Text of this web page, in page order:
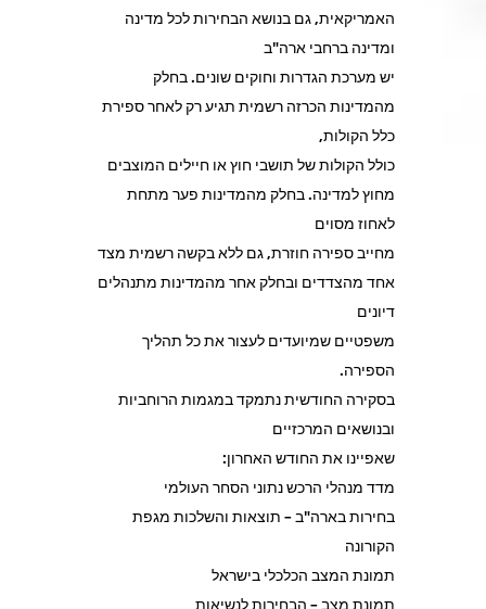
האמריקאית, גם בנושא הבחירות לכל מדינה
ומדינה ברחבי ארה"ב
יש מערכת הגדרות וחוקים שונים. בחלק
מהמדינות הכרזה רשמית תגיע רק לאחר ספירת
כלל הקולות,
כולל הקולות של תושבי חוץ או חיילים המוצבים
מחוץ למדינה. בחלק מהמדינות פער מתחת
לאחוז מסוים
מחייב ספירה חוזרת, גם ללא בקשה רשמית מצד
אחד מהצדדים ובחלק אחר מהמדינות מתנהלים
דיונים
משפטיים שמיועדים לעצור את כל תהליך
הספירה.
בסקירה החודשית נתמקד במגמות הרוחביות
ובנושאים המרכזיים
שאפיינו את החודש האחרון:
מדד מנהלי הרכש נתוני הסחר העולמי
בחירות בארה"ב – תוצאות והשלכות מגפת
הקורונה
תמונת המצב הכלכלי בישראל
תמונת מצב – הבחירות לנשיאות